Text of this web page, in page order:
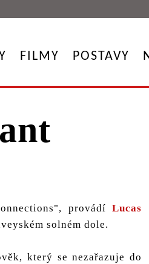
FILMY POSTAVY
provádí Lucas
solném dole.
který se nezařazuje do